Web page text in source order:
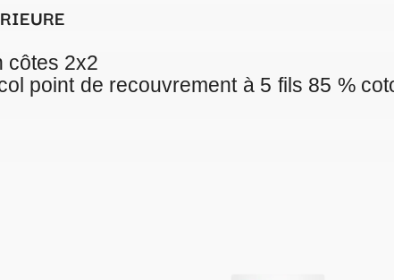
à 5 fils 85 % coton organique peigné